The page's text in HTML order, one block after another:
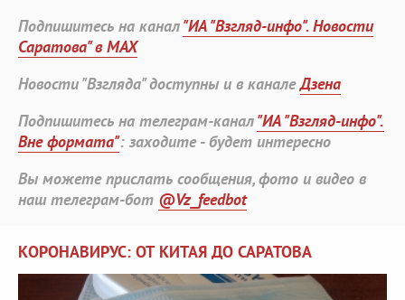
Подпишитесь на канал"ИА "Взгляд-инфо". Новости
Саратова" в MAX
Новости "Взгляда" доступны и в каналеДзена
Подпишитесь на телеграм-канал"ИА "Взгляд-инфо".
Вне формата": заходите - будет интересно
Вы можете прислать сообщения, фото и видео в
наш телеграм-бот @Vz_feedbot
КОРОНАВИРУС: ОТ КИТАЯ ДО САРАТОВА